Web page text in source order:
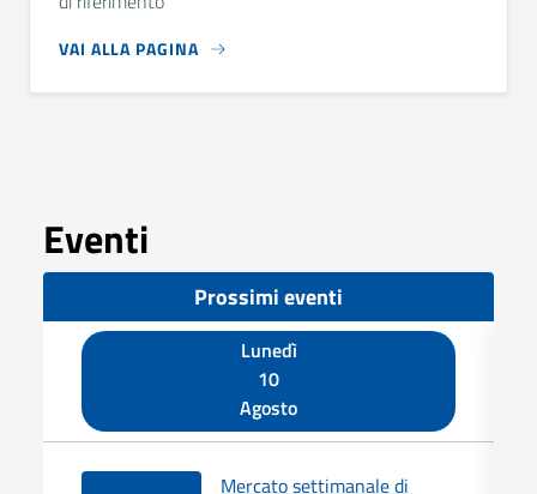
VAI ALLA PAGINA
Eventi
Prossimi eventi
Lunedì
10
Agosto
Mercato settimanale di